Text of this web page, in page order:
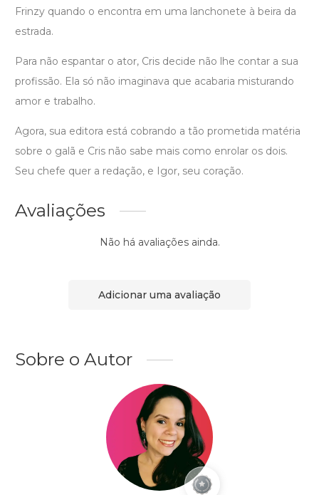
Frinzy quando o encontra em uma lanchonete à beira da
estrada.
Para não espantar o ator, Cris decide não lhe contar a sua
profissão. Ela só não imaginava que acabaria misturando
amor e trabalho.
Agora, sua editora está cobrando a tão prometida matéria
sobre o galã e Cris não sabe mais como enrolar os dois.
Seu chefe quer a redação, e Igor, seu coração.
Avaliações
Não há avaliações ainda.
Adicionar uma avaliação
Sobre o Autor